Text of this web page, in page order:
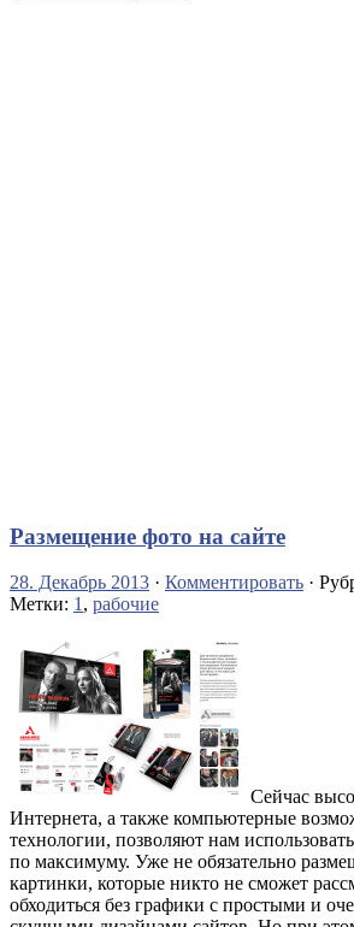
Размещение фото на сайте
28. Декабрь 2013 · Комментировать ·
Метки: 1, рабочие
Сейчас
Интернета, а также компьютерные
технологии, позволяют нам
по максимуму. Уже не обязательно
картинки, которые никто не сможет
обходиться без графики с простыми и